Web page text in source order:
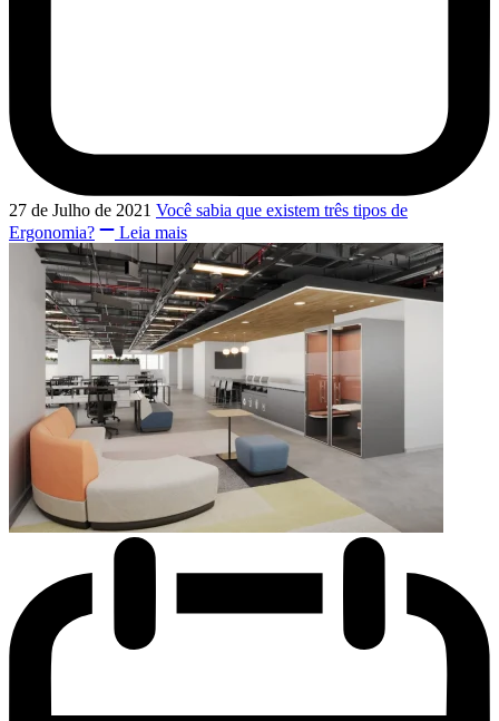
27 de Julho de 2021 Você sabia que existem três tipos de
Ergonomia?
Leia mais